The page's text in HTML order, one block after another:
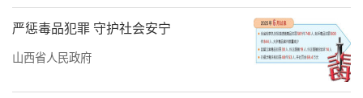
严惩毒品犯罪 守护社会安宁
山西省人民政府